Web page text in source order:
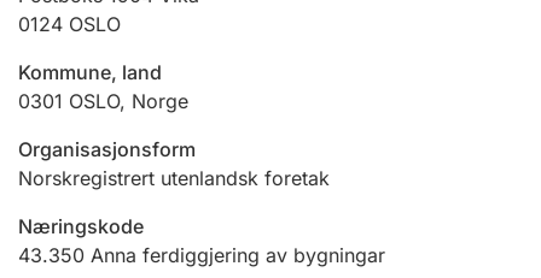
Betaling og jegeravgiftskort
Ektepaktrettleiaren
0124 OSLO
Kommune, land
0301 OSLO, Norge
Organisasjonsform
Norskregistrert utenlandsk foretak
Næringskode
43.350 Anna ferdiggjering av bygningar